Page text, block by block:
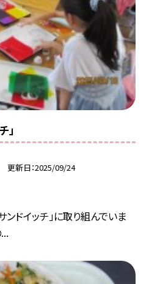
」
更新日 2025/09/24
ドイッチ」に取り組んでいま